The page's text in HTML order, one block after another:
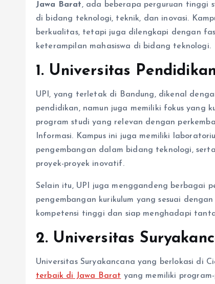
Jawa Barat, ada beberapa perguruan tinggi
di bidang teknologi, teknik, dan inovasi.
berkualitas, tetapi juga dilengkapi dengan
keterampilan mahasiswa di bidang teknologi.
1. Universitas
UPI, yang terletak di Bandung, dikenal
pendidikan, namun juga memiliki fokus yang
program studi yang relevan dengan
Informasi. Kampus ini juga memiliki
pengembangan dalam bidang teknologi,
proyek-proyek inovatif.
Selain itu, UPI juga menggandeng berbagai
pengembangan kurikulum yang sesuai
kompetensi tinggi dan siap menghadapi
2. Universitas
Universitas Suryakancana yang berlokasi di
terbaik di Jawa Barat yang memiliki